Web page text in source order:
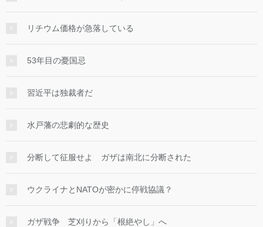
リチウム価格が急落している
53年目の憂国忌
習近平は独裁者だ
水戸藩の悲劇的な歴史
分断して征服せよ ガザは南北に分断された
ウクライナとNATOが密かに停戦協議？
ガザ戦争 芝刈りから「根絶やし」へ